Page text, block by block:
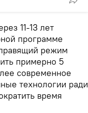
11-13 лет
программе
режим
примерно 5
современное
технологии ради
время